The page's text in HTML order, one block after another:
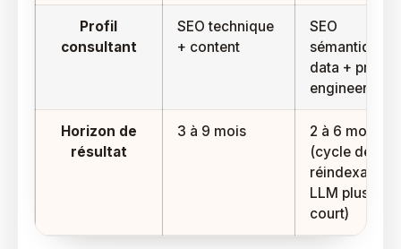
Profil
consultant
SEO technique
+ content
SEO
sémantique +
data +
engineering
Horizon de
résultat
3 à 9 mois
2 à 6 mois
(cycle de
réindexation
LLM plus
court)